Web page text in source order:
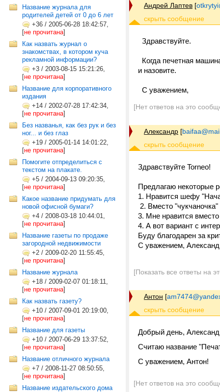
Название журнала для
родителей детей от 0 до 6 лет
+36 / 2005-06-28 18:42:57,
[не прочитана]
Как назвать журнал о
знакомствах, в котором куча
рекламной информации?
+3 / 2003-08-15 15:21:26,
[не прочитана]
Название для корпоративного
издания
+14 / 2002-07-28 17:42:34,
[не прочитана]
Без названья, как без рук и без
ног... и без глаз
+19 / 2005-01-14 14:01:22,
[не прочитана]
Помогите отпределиться с
текстом на плакате.
+5 / 2004-09-13 09:20:35,
[не прочитана]
Какое название придумать для
новой офисной бумаги?
+4 / 2008-03-18 10:44:01,
[не прочитана]
Название газеты по продаже
загородной недвижимости
+2 / 2009-02-20 11:55:45,
[не прочитана]
Название журнала
+18 / 2009-02-07 01:18:11,
[не прочитана]
Как назвать газету?
+10 / 2007-09-01 20:19:00,
[не прочитана]
Название для газеты
+10 / 2007-06-29 13:37:52,
[не прочитана]
Название отличного журнала
+7 / 2008-11-27 08:50:55,
[не прочитана]
Название издательского дома
Андрей Лаптев [
Здравствуйте.
Когда печетная
и назовите.
С уважением,
[Нет ответов на это
Александр [
Здравствуйте Torneo!
Предлагаю некоторые
1. Нравится шефу
2. Вместо
3. Мне нравится
4. А вот вариант с
Буду благодарен за
С уважением,
[Показать все ответы на
Антон [
Добрый день,
Считаю название
С уважением, Антон!
[Нет ответов на это